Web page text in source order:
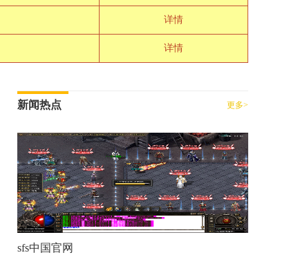
详情
详情
新闻热点 更多>
sfs中国官网